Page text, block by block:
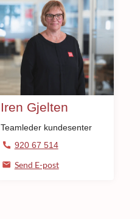
Iren Gjelten
Teamleder kundesenter
920 67 514
Send E-post